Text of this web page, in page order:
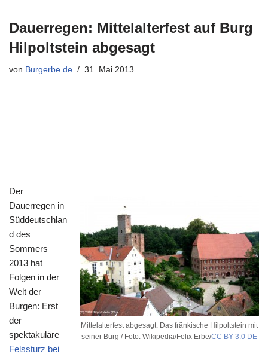
Dauerregen: Mittelalterfest auf Burg
Hilpoltstein abgesagt
von Burgerbe.de 31. Mai 2013
Mittelalterfest abgesagt: Das fränkische Hilpoltstein mit
seiner Burg / Foto: Wikipedia/Felix Erbe/CC BY 3.0 DE
Der
Dauerregen in
Süddeutschlan
d des
Sommers
2013 hat
Folgen in der
Welt der
Burgen: Erst
der
spektakuläre
Felssturz bei